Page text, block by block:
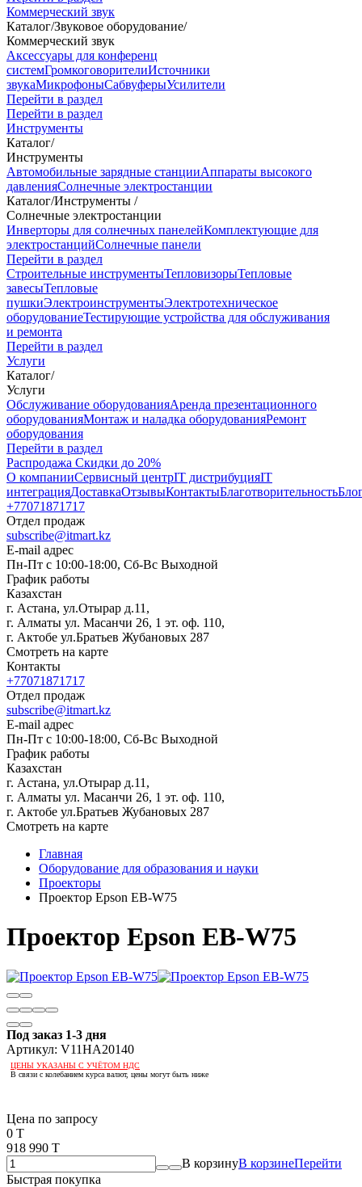
Коммерческий звук
Каталог/Звуковое оборудование/
Коммерческий звук
Аксессуары для конференц
системГромкоговорителиИсточники
звукаМикрофоныСабвуферыУсилители
Перейти в раздел
Перейти в раздел
Инструменты
Каталог/
Инструменты
Автомобильные зарядные станцииАппараты высокого
давленияСолнечные электростанции
Каталог/Инструменты /
Солнечные электростанции
Инверторы для солнечных панелейКомплектующие для
электростанцийСолнечные панели
Перейти в раздел
Строительные инструментыТепловизорыТепловые
завесыТепловые
пушкиЭлектроинструментыЭлектротехническое
оборудованиеТестирующие устройства для обслуживания
и ремонта
Перейти в раздел
Услуги
Каталог/
Услуги
Oбслуживание оборудованияАренда презентационного
оборудованияМонтаж и наладка оборудованияРемонт
оборудования
Перейти в раздел
Распродажа Скидки до 20%
О компанииСервисный центрIT дистрибуцияIT
интеграцияДоставкаОтзывыКонтактыБлаготворительность
+77071871717
Отдел продаж
subscribe@itmart.kz
E-mail адрес
Пн-Пт с 10:00-18:00, Сб-Вс Выходной
График работы
Казахстан
г. Астана, ул.Отырар д.11,
г. Алматы ул. Масанчи 26, 1 эт. оф. 110,
г. Актобе ул.Братьев Жубановых 287
Смотреть на карте
Контакты
+77071871717
Отдел продаж
subscribe@itmart.kz
E-mail адрес
Пн-Пт с 10:00-18:00, Сб-Вс Выходной
График работы
Казахстан
г. Астана, ул.Отырар д.11,
г. Алматы ул. Масанчи 26, 1 эт. оф. 110,
г. Актобе ул.Братьев Жубановых 287
Смотреть на карте
Главная
Оборудование для образования и науки
Проекторы
Проектор Epson EB-W75
Проектор Epson EB-W75
Под заказ 1-3 дня
Артикул: V11HA20140
ЦЕНЫ УКАЗАНЫ С УЧЁТОМ НДС
В связи с колебанием курса валют, цены могут быть ниже
Цена по запросу
0 T
918 990 T
В корзинуВ корзинеПерейти
Быстрая покупка